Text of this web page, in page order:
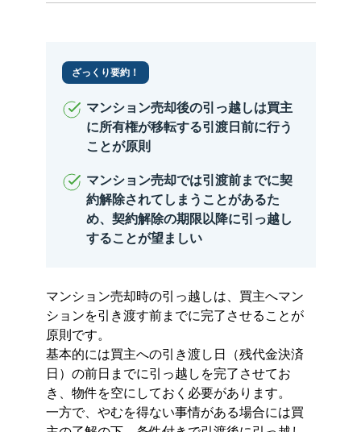
ざっくり要約！
マンション売却後の引っ越しは買主
に所有権が移転する引渡日前に行う
ことが原則
マンション売却では引渡前までに契
約解除されてしまうことがあるた
め、契約解除の期限以降に引っ越し
することが望ましい
マンション売却時の引っ越しは、買主へマン
ションを引き渡す前までに完了させることが
原則です。
基本的には買主への引き渡し日（残代金決済
日）の前日までに引っ越しを完了させてお
き、物件を空にしておく必要があります。
一方で、やむを得ない事情がある場合には買